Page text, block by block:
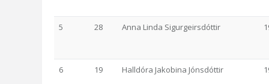
5 28 Anna Linda Sigurgeirsdóttir
6 19 Halldóra Jakobina Jónsdóttir